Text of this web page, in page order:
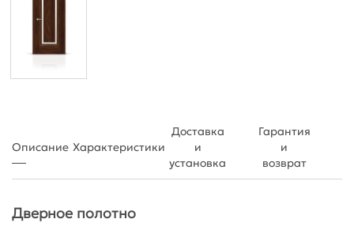
Описание Характеристики
Доставка
и
установка
Гарантия
и
возврат
Дверное полотно